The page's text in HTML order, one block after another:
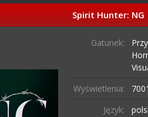
Spirit Hunter: NG
Gatunek:
Wyświetlenia:
Język: